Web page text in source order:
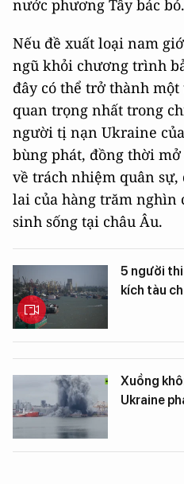
nước phương Tây bác bỏ.
Nếu đề xuất loại nam
ngũ khỏi chương trình
đây có thể trở thành
quan trọng nhất trong
người tị nạn Ukraine
bùng phát, đồng thời
về trách nhiệm quân
lai của hàng trăm nghìn
sinh sống tại châu Âu.
5 người
kích tàu
Xuồng
Ukraine